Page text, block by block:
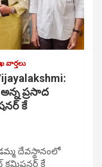
వార్తలు
ప్రసాద
కే
దేవస్థానంలో
కమిషనర్ కే